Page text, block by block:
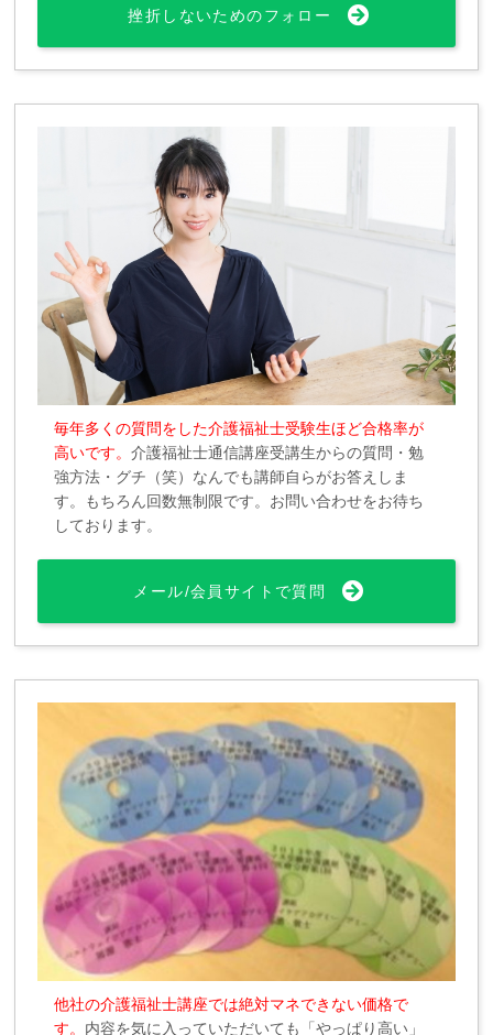
挫折しないためのフォロー
毎年多くの質問をした介護福祉士受験生ほど合格率が
高いです。介護福祉士通信講座受講生からの質問・勉
強方法・グチ（笑）なんでも講師自らがお答えしま
す。もちろん回数無制限です。お問い合わせをお待ち
しております。
メール/会員サイトで質問
他社の介護福祉士講座では絶対マネできない価格で
す。 内容を気に入っていただいても「やっぱり高い」